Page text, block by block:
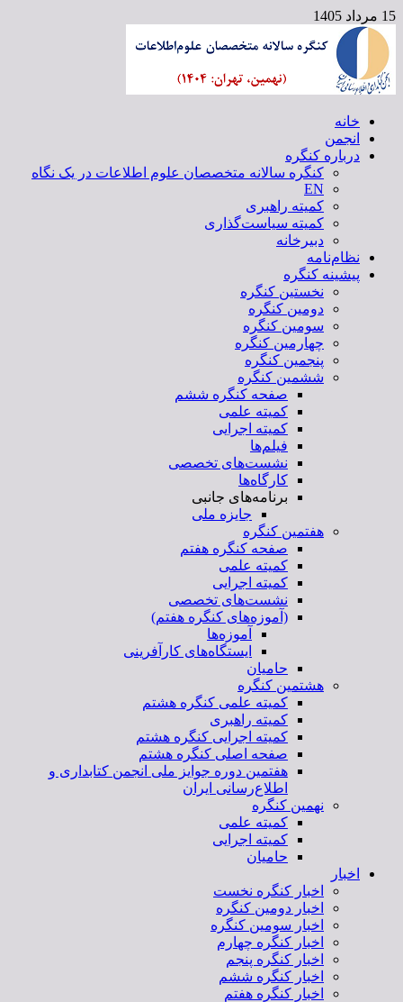
15 مرداد 1405
کنگره سالانه متخصصان علوم اطلاعات
خانه
انجمن
درباره کنگره
کنگره سالانه متخصصان علوم اطلاعات در یک نگاه
EN
کمیته راهبری
کمیته سیاست‌گذاری
دبیرخانه
نظام‌نامه
پیشینه کنگره
نخستین کنگره
دومین کنگره
سومین کنگره
چهارمین کنگره
پنجمین کنگره
ششمین کنگره
صفحه کنگره ششم
کمیته علمی
کمیته اجرایی
فیلم‌ها
نشست‌های تخصصی
کارگاه‌ها
برنامه‌های جانبی
جایزه ملی
هفتمین کنگره
صفحه کنگره هفتم
کمیته علمی
کمیته اجرایی
نشست‌های تخصصی
(آموزه‌های کنگره هفتم)
آموزه‌ها
ایستگاه‌های کارآفرینی
حامیان
هشتمین کنگره
کمیته علمی کنگره هشتم
کمیته راهبری
کمیته اجرایی کنگره هشتم
صفحه اصلی کنگره هشتم
هفتمین دوره جوایز ملی انجمن کتابداری و
اطلاع‌رسانی ایران
نهمین کنگره
کمیته علمی
کمیته اجرایی
حامیان
اخبار
اخبار کنگره نخست
اخبار دومین کنگره
اخبار سومین کنگره
اخبار کنگره چهارم
اخبار کنگره پنجم
اخبار کنگره ششم
اخبار کنگره هفتم